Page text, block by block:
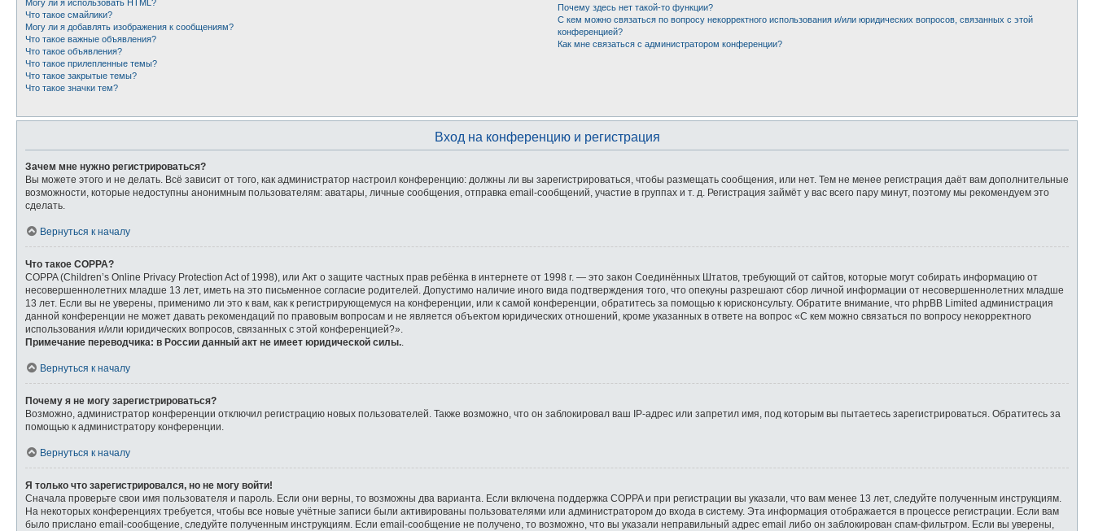
Могу ли я использовать HTML?
Что такое смайлики?
Могу ли я добавлять изображения к сообщениям?
Что такое важные объявления?
Что такое объявления?
Что такое прилепленные темы?
Что такое закрытые темы?
Что такое значки тем?
Почему здесь нет такой-то функции?
С кем можно связаться по вопросу некорректного использования и/или юридических вопросов, связанных с этой
конференцией?
Как мне связаться с администратором конференции?
Вход на конференцию и регистрация
Зачем мне нужно регистрироваться?
Вы можете этого и не делать. Всё зависит от того, как администратор настроил конференцию: должны ли вы зарегистрироваться, чтобы размещать сообщения, или нет. Тем не менее регистрация даёт вам дополнительные
возможности, которые недоступны анонимным пользователям: аватары, личные сообщения, отправка email-сообщений, участие в группах и т. д. Регистрация займёт у вас всего пару минут, поэтому мы рекомендуем это
сделать.
Вернуться к началу
Что такое COPPA?
COPPA (Children’s Online Privacy Protection Act of 1998), или Акт о защите частных прав ребёнка в интернете от 1998 г. — это закон Соединённых Штатов, требующий от сайтов, которые могут собирать информацию от
несовершеннолетних младше 13 лет, иметь на это письменное согласие родителей. Допустимо наличие иного вида подтверждения того, что опекуны разрешают сбор личной информации от несовершеннолетних младше
13 лет. Если вы не уверены, применимо ли это к вам, как к регистрирующемуся на конференции, или к самой конференции, обратитесь за помощью к юрисконсульту. Обратите внимание, что phpBB Limited администрация
данной конференции не может давать рекомендаций по правовым вопросам и не является объектом юридических отношений, кроме указанных в ответе на вопрос «С кем можно связаться по вопросу некорректного
использования и/или юридических вопросов, связанных с этой конференцией?».
Примечание переводчика: в России данный акт не имеет юридической силы..
Вернуться к началу
Почему я не могу зарегистрироваться?
Возможно, администратор конференции отключил регистрацию новых пользователей. Также возможно, что он заблокировал ваш IP-адрес или запретил имя, под которым вы пытаетесь зарегистрироваться. Обратитесь за
помощью к администратору конференции.
Вернуться к началу
Я только что зарегистрировался, но не могу войти!
Сначала проверьте свои имя пользователя и пароль. Если они верны, то возможны два варианта. Если включена поддержка COPPA и при регистрации вы указали, что вам менее 13 лет, следуйте полученным инструкциям.
На некоторых конференциях требуется, чтобы все новые учётные записи были активированы пользователями или администратором до входа в систему. Эта информация отображается в процессе регистрации. Если вам
было прислано email-сообщение, следуйте полученным инструкциям. Если email-сообщение не получено, то возможно, что вы указали неправильный адрес email либо он заблокирован спам-фильтром. Если вы уверены,